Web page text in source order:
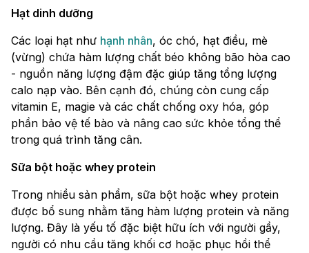
Hạt dinh dưỡng
Các loại hạt như hạnh nhân, óc chó, hạt điều, mè
(vừng) chứa hàm lượng chất béo không bão hòa cao
- nguồn năng lượng đậm đặc giúp tăng tổng lượng
calo nạp vào. Bên cạnh đó, chúng còn cung cấp
vitamin E, magie và các chất chống oxy hóa, góp
phần bảo vệ tế bào và nâng cao sức khỏe tổng thể
trong quá trình tăng cân.
Sữa bột hoặc whey protein
Trong nhiều sản phẩm, sữa bột hoặc whey protein
được bổ sung nhằm tăng hàm lượng protein và năng
lượng. Đây là yếu tố đặc biệt hữu ích với người gầy,
người có nhu cầu tăng khối cơ hoặc phục hồi thể